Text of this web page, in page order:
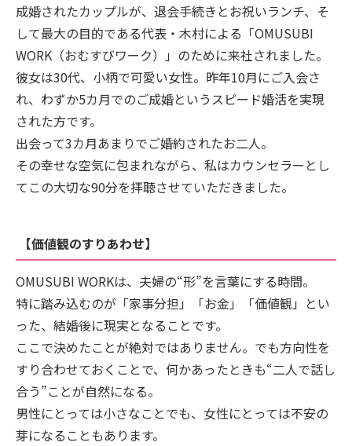
成婚されたカップルが、退会手続きとお祝いランチ、そ
して最大の目的である代表・木村による「OMUSUBI
WORK（おむすびワーク）」のために来社されました。
彼女は30代、小柄で可愛い女性。昨年10月にご入会さ
れ、わずか5カ月でのご成婚というスピード婚活を実現
された方です。
出会って3カ月あまりでご婚約されたお二人。
その幸せな空気に包まれながら、私はカウンセラーとし
てこの大切な90分を拝聴させていただきました。
【価値観のすりあわせ】
OMUSUBI WORKは、夫婦の“形”を言葉にする時間。
特に踏み込むのが「家事分担」「お金」「価値観」とい
った、結婚後に現実となることです。
ここで決めたことが絶対ではありません。でも方向性を
すり合わせておくことで、何かあったときも“二人で話し
合う”ことが自然になる。
男性にとっては小さなことでも、女性にとっては不安の
芽になることもあります。